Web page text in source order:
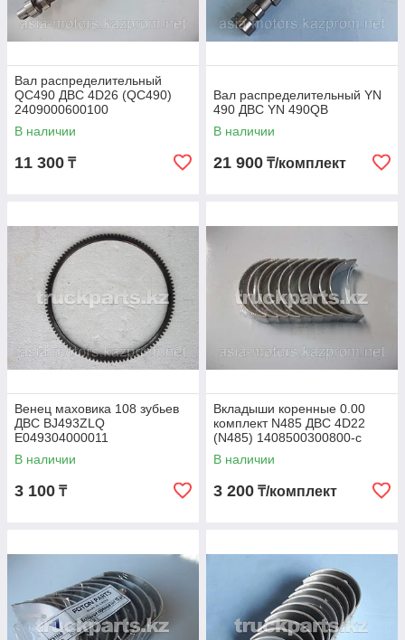
Вал распределительный
QC490 ДВС 4D26 (QC490)
2409000600100
В наличии
11 300 ₸
Вал распределительный YN
490 ДВС YN 490QB
В наличии
21 900 ₸/комплект
Венец маховика 108 зубьев
ДВС BJ493ZLQ
E049304000011
В наличии
3 100 ₸
Вкладыши коренные 0.00
комплект N485 ДВС 4D22
(N485) 1408500300800-c
В наличии
3 200 ₸/комплект